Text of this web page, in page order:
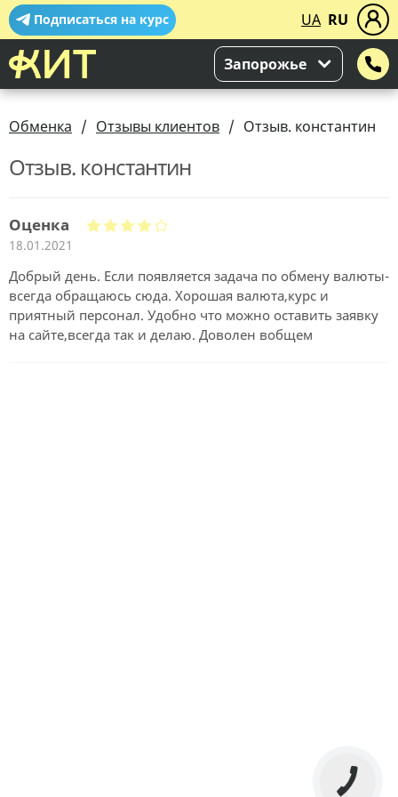
Подписаться на курс UA RU
Запорожье
Обменка Отзывы клиентов Отзыв. константин
Отзыв. константин
Оценка
18.01.2021
Добрый день. Если появляется задача по обмену валюты-
всегда обращаюсь сюда. Хорошая валюта,курс и
приятный персонал. Удобно что можно оставить заявку
на сайте,всегда так и делаю. Доволен вобщем